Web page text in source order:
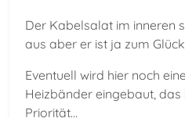
Der Kabelsalat im inneren
aus aber er ist ja zum
Eventuell wird hier noch
Heizbänder eingebaut,
Priorität...